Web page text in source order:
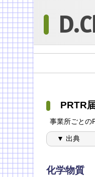
PRTR
事業所ごとの
出典
化学物質